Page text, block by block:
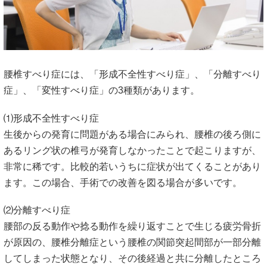
腰椎すべり症には、「形成不全性すべり症」、「分離すべり
症」、「変性すべり症」の3種類があります。
⑴形成不全性すべり症
生後からの発育に問題がある場合にみられ、腰椎の後ろ側に
あるリング状の椎弓が発育しなかったことで起こりますが、
非常に稀です。比較的若いうちに症状が出てくることがあり
ます。この場合、手術での改善を図る場合が多いです。
⑵分離すべり症
腰部の反る動作や捻る動作を繰り返すことで生じる疲労骨折
が原因の、腰椎分離症という腰椎の関節突起間部が一部分離
してしまった状態となり、その後経過と共に分離したところ